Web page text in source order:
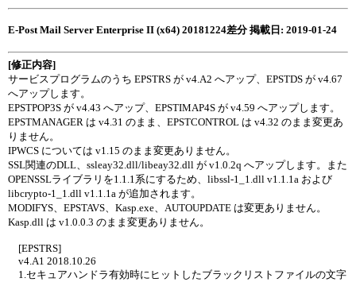
E-Post Mail Server Enterprise II (x64) 20181224差分 掲載日: 2019-01-24
[修正内容]
サービスプログラムのうち EPSTRS が v4.A2 へアップ、EPSTDS が v4.67
へアップします。
EPSTPOP3S が v4.43 へアップ、EPSTIMAP4S が v4.59 へアップします。
EPSTMANAGER は v4.31 のまま、EPSTCONTROL は v4.32 のまま変更あ
りません。
IPWCS については v1.15 のまま変更ありません。
SSL関連のDLL、ssleay32.dll/libeay32.dll が v1.0.2q へアップします。また
OPENSSLライブラリを1.1.1系にするため、libssl-1_1.dll v1.1.1a および
libcrypto-1_1.dll v1.1.1a が追加されます。
MODIFYS、EPSTAVS、Kasp.exe、AUTOUPDATE は変更ありません。
Kasp.dll は v1.0.0.3 のまま変更ありません。
[EPSTRS]
v4.A1 2018.10.26
1.セキュアハンドラ有効時にヒットしたブラックリストファイルの文字